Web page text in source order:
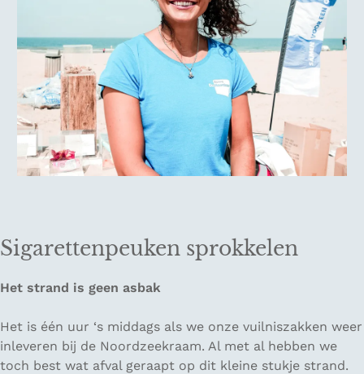
Sigarettenpeuken sprokkelen
Het strand is geen asbak
Het is één uur ‘s middags als we onze vuilniszakken weer
inleveren bij de Noordzeekraam. Al met al hebben we
toch best wat afval geraapt op dit kleine stukje strand.